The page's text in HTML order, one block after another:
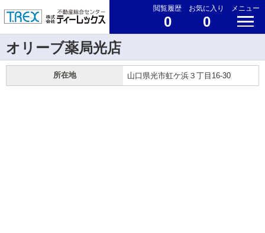
閲覧履歴
0
お気に入り
0
メニュー
オリーブ薬局光店
所在地 山口県光市虹ケ浜３丁目16-30